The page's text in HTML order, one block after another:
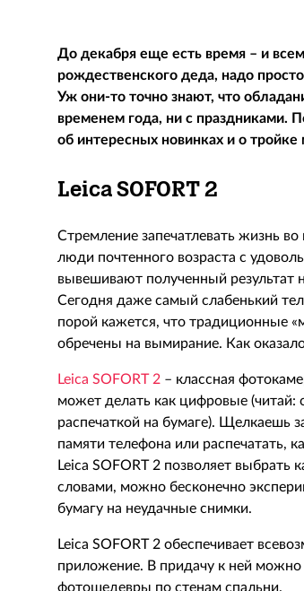
До декабря еще есть время – и
рождественского деда, надо
Уж они-то точно знают, что
временем года, ни с праздниками.
об интересных новинках и о
LeicaSOFORT 2
Стремление запечатлевать жизнь
люди почтенного возраста с
вывешивают полученный результат
Сегодня даже самый слабенький
порой кажется, что традиционные
обречены на вымирание. Как
Leica SOFORT 2 – классная
может делать как цифровые (читай:
распечаткой на бумаге). Щелкаешь
памяти телефона или распечатать,
Leica SOFORT 2 позволяет
словами, можно бесконечно
бумагу на неудачные снимки.
Leica SOFORT 2 обеспечивает
приложение. В придачу к ней можно
фотошедевры по стенам спальни.